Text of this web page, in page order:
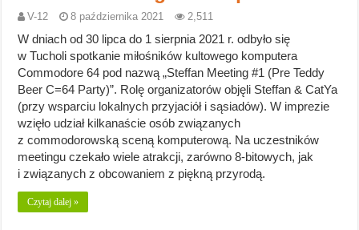
V-12 8 października 2021 2,511
W dniach od 30 lipca do 1 sierpnia 2021 r. odbyło się
w Tucholi spotkanie miłośników kultowego komputera
Commodore 64 pod nazwą „Steffan Meeting #1 (Pre Teddy
Beer C=64 Party)”. Rolę organizatorów objęli Steffan & CatYa
(przy wsparciu lokalnych przyjaciół i sąsiadów). W imprezie
wzięło udział kilkanaście osób związanych
z commodorowską sceną komputerową. Na uczestników
meetingu czekało wiele atrakcji, zarówno 8-bitowych, jak
i związanych z obcowaniem z piękną przyrodą.
Czytaj dalej »